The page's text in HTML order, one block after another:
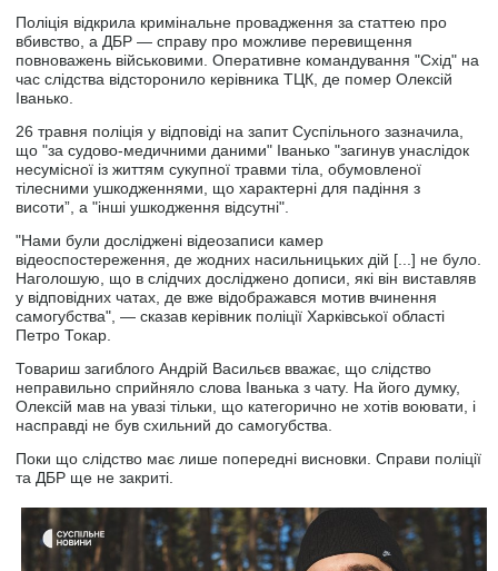
Поліція відкрила кримінальне провадження за статтею про
вбивство, а ДБР — справу про можливе перевищення
повноважень військовими. Оперативне командування "Схід" на
час слідства відсторонило керівника ТЦК, де помер Олексій
Іванько.
26 травня поліція у відповіді на запит Суспільного зазначила,
що "за судово-медичними даними" Іванько "загинув унаслідок
несумісної із життям сукупної травми тіла, обумовленої
тілесними ушкодженнями, що характерні для падіння з
висоти”, а "інші ушкодження відсутні".
"Нами були досліджені відеозаписи камер
відеоспостереження, де жодних насильницьких дій [...] не було.
Наголошую, що в слідчих досліджено дописи, які він виставляв
у відповідних чатах, де вже відображався мотив вчинення
самогубства", — сказав керівник поліції Харківської області
Петро Токар.
Товариш загиблого Андрій Васильєв вважає, що слідство
неправильно сприйняло слова Іванька з чату. На його думку,
Олексій мав на увазі тільки, що категорично не хотів воювати, і
насправді не був схильний до самогубства.
Поки що слідство має лише попередні висновки. Справи поліції
та ДБР ще не закриті.